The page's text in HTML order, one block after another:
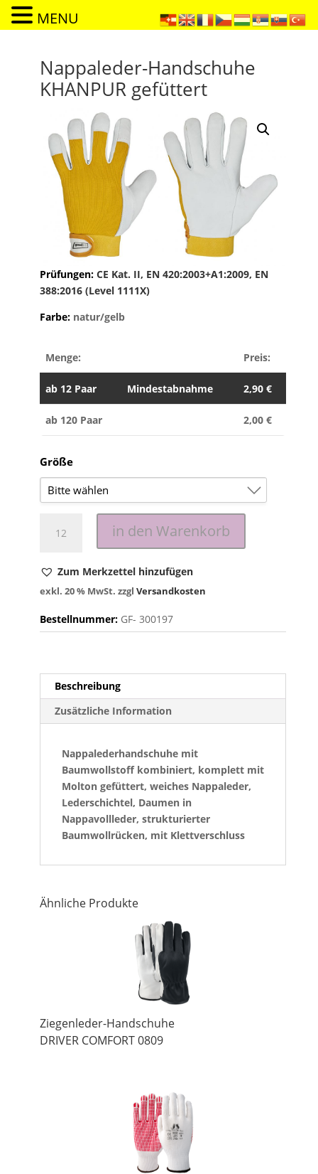
Nappaleder-Handschuhe
KHANPUR gefüttert
Prüfungen:CE Kat. II, EN 420:2003+A1:2009, EN
388:2016 (Level 1111X)
Farbe:natur/gelb
Menge: Preis:
ab12 Paar Mindestabnahme 2,90 €
ab 120 Paar 2,00 €
Größe
Bitte wählen
10
11
gefüttert
in den Warenkorb
Zum Merkzettel hinzufügen
exkl. 20 % MwSt. zzgl Versandkosten
Bestellnummer: GF- 300197
Beschreibung
Zusätzliche Information
Nappalederhandschuhe mit
Baumwollstoff kombiniert, komplett mit
Molton gefüttert, weiches Nappaleder,
Lederschichtel, Daumen in
Nappavollleder, strukturierter
Baumwollrücken, mit Klettverschluss
Ähnliche Produkte
Ziegenleder-Handschuhe
DRIVER COMFORT 0809
MENU